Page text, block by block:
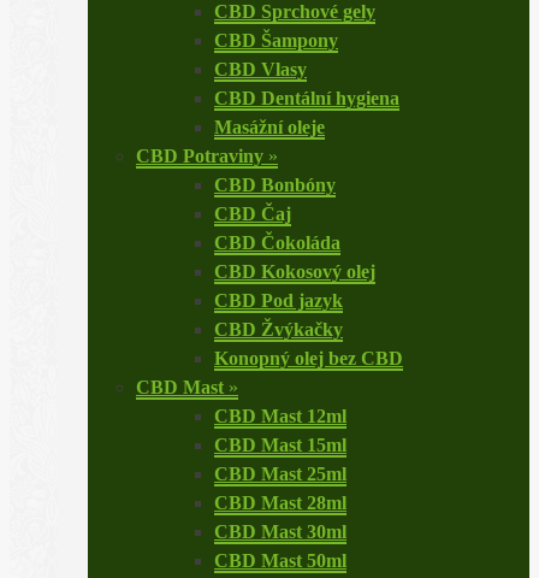
CBD Sprchové gely
CBD Šampony
CBD Vlasy
CBD Dentální hygiena
Masážní oleje
CBD Potraviny »
CBD Bonbóny
CBD Čaj
CBD Čokoláda
CBD Kokosový olej
CBD Pod jazyk
CBD Žvýkačky
Konopný olej bez CBD
CBD Mast »
CBD Mast 12ml
CBD Mast 15ml
CBD Mast 25ml
CBD Mast 28ml
CBD Mast 30ml
CBD Mast 50ml